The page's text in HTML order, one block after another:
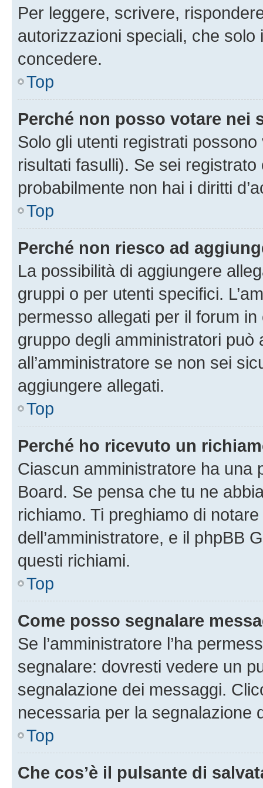
Per leggere, scrivere,
autorizzazioni speciali, che solo
concedere.
Top
Perché non posso votare nei
Solo gli utenti registrati
risultati fasulli). Se sei
probabilmente non hai i diritti
Top
Perché non riesco ad
La possibilità di aggiungere
gruppi o per utenti specifici.
permesso allegati per il forum
gruppo degli amministratori può
all’amministratore se non sei
aggiungere allegati.
Top
Perché ho ricevuto un
Ciascun amministratore ha una
Board. Se pensa che tu ne
richiamo. Ti preghiamo di
dell’amministratore, e il phpBB
questi richiami.
Top
Come posso segnalare
Se l’amministratore l’ha
segnalare: dovresti vedere un
segnalazione dei messaggi.
necessaria per la segnalazione
Top
Che cos’è il pulsante di